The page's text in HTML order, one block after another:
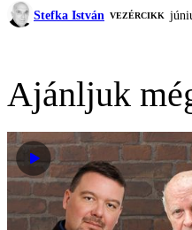
Stefka István VEZÉRCIKK
Ajánljuk